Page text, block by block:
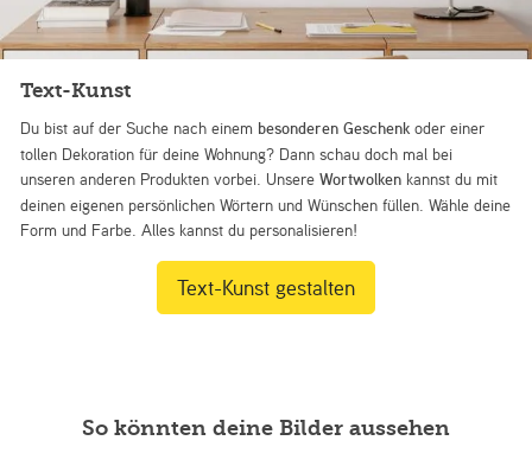
Text-Kunst
Du bist auf der Suche nach einem besonderen Geschenk oder einer
tollen Dekoration für deine Wohnung? Dann schau doch mal bei
unseren anderen Produkten vorbei. UnsereWortwolken kannst du mit
deinen eigenen persönlichen Wörtern und Wünschen füllen. Wähle deine
Form und Farbe. Alles kannst du personalisieren!
Text-Kunst gestalten
So könnten deine Bilder aussehen